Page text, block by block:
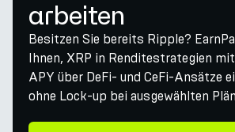
arbeiten
Besitzen Sie bereits Ripple?
Ihnen, XRP in Renditestrategien
APY über DeFi- und CeFi-Ansätze
ohne Lock-up bei ausgewählten